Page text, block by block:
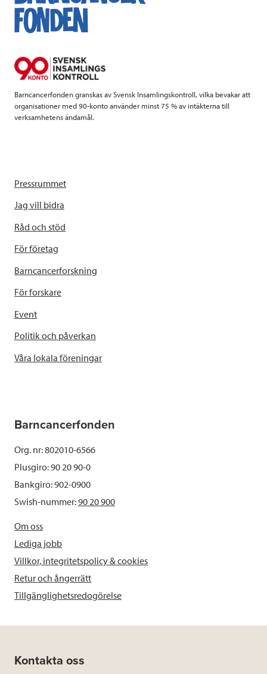
k
Barncancerfonden granskas av Svensk Insamlingskontroll, vilka bevakar att
organisationer med 90-konto använder minst 75 % av intäkterna till
verksamhetens ändamål.
Pressrummet
Jag vill bidra
Råd och stöd
För företag
Barncancerforskning
För forskare
Event
Politik och påverkan
Våra lokala föreningar
Barncancerfonden
Org. nr: 802010-6566
Plusgiro: 90 20 90-0
Bankgiro: 902-0900
Swish-nummer:90 20 900
Om oss
Lediga jobb
Villkor, integritetspolicy & cookies
Retur och ångerrätt
Tillgänglighetsredogörelse
Kontakta oss